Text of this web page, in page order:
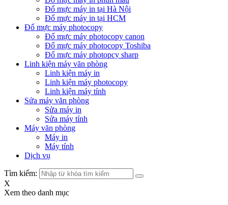
Đổ mực máy in tại Hà Nội
Đổ mực máy in tại HCM
Đổ mực máy photocopy
Đổ mực máy photocopy canon
Đổ mực máy photocopy Toshiba
Đổ mực máy photopcy sharp
Linh kiện máy văn phòng
Linh kiện máy in
Linh kiện máy photocopy
Linh kiện máy tính
Sửa máy văn phòng
Sửa máy in
Sửa máy tính
Máy văn phòng
Máy in
Máy tính
Dịch vụ
Tìm kiếm:
X
Xem theo danh mục